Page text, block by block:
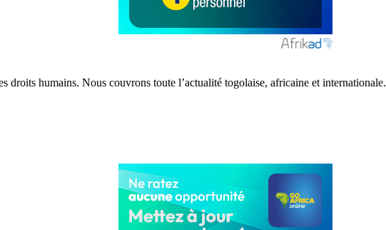
droits humains. Nous couvrons toute l’actualité togolaise, africaine et internationale.